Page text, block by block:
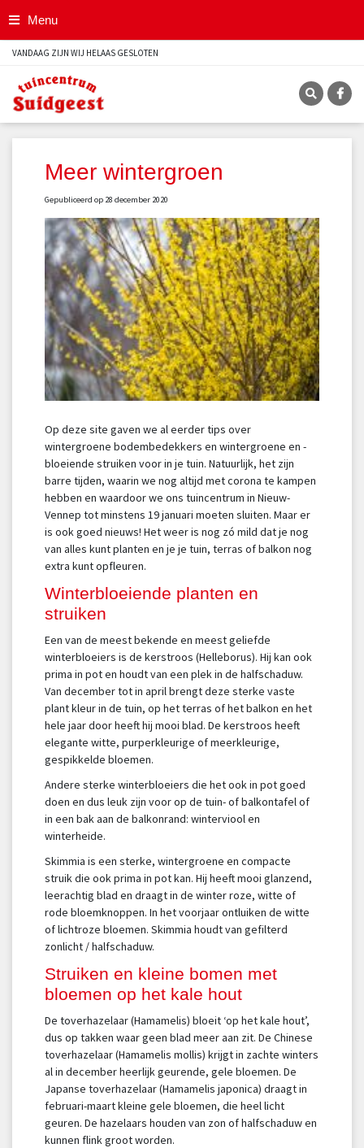
n
o
Menu
VANDAAG ZIJN WIJ HELAAS GESLOTEN
Meer wintergroen
Gepubliceerd op 28 december 2020
Op deze site gaven we al eerder tips over
wintergroene bodembedekkers en wintergroene en -
bloeiende struiken voor in je tuin. Natuurlijk, het zijn
barre tijden, waarin we nog altijd met corona te kampen
hebben en waardoor we ons tuincentrum in Nieuw-
Vennep tot minstens 19 januari moeten sluiten. Maar er
is ook goed nieuws! Het weer is nog zó mild dat je nog
van alles kunt planten en je je tuin, terras of balkon nog
extra kunt opfleuren.
Winterbloeiende planten en
struiken
Een van de meest bekende en meest geliefde
winterbloeiers is de kerstroos (Helleborus). Hij kan ook
prima in pot en houdt van een plek in de halfschaduw.
Van december tot in april brengt deze sterke vaste
plant kleur in de tuin, op het terras of het balkon en het
hele jaar door heeft hij mooi blad. De kerstroos heeft
elegante witte, purperkleurige of meerkleurige,
gespikkelde bloemen.
Andere sterke winterbloeiers die het ook in pot goed
doen en dus leuk zijn voor op de tuin- of balkontafel of
in een bak aan de balkonrand: winterviool en
winterheide.
Skimmia is een sterke, wintergroene en compacte
struik die ook prima in pot kan. Hij heeft mooi glanzend,
leerachtig blad en draagt in de winter roze, witte of
rode bloemknoppen. In het voorjaar ontluiken de witte
of lichtroze bloemen. Skimmia houdt van gefilterd
zonlicht / halfschaduw.
Struiken en kleine bomen met
bloemen op het kale hout
De toverhazelaar (Hamamelis) bloeit ‘op het kale hout’,
dus op takken waar geen blad meer aan zit. De Chinese
toverhazelaar (Hamamelis mollis) krijgt in zachte winters
al in december heerlijk geurende, gele bloemen. De
Japanse toverhazelaar (Hamamelis japonica) draagt in
februari-maart kleine gele bloemen, die heel licht
geuren. De hazelaars houden van zon of halfschaduw en
kunnen flink groot worden.